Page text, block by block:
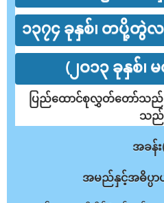
၁၃၇၄ ခုနှစ်၊ တပို့တွဲ
(၂ဝ၁၃ ခုနှစ်၊
ပြည်ထောင်စုလွှတ်တော်သည်
သည်
အခန်း
အမည်နှင့်အဓိပ္ပာ